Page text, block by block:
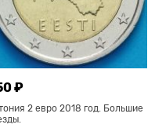
₽
2 евро 2018 год. Большие